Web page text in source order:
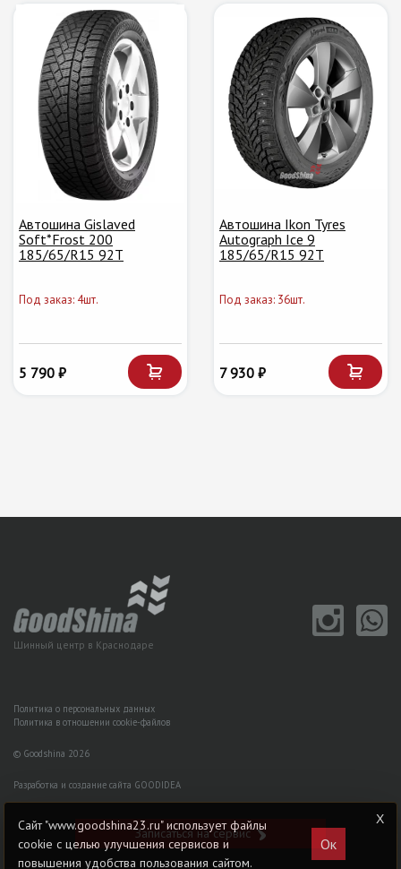
Автошина Gislaved
Soft*Frost 200
185/65/R15 92T
Под заказ: 4шт.
5 790 ₽
Автошина Ikon Tyres
Autograph Ice 9
185/65/R15 92T
Под заказ: 36шт.
7 930 ₽
Шинный центр в Краснодаре
Политика о персональных данных
Политика в отношении cookie-файлов
© Goodshina 2026
Разработка и создание сайта GOODIDEA
Записаться на сервис
Сайт "www.goodshina23.ru" использует файлы
cookie с целью улучшения сервисов и
повышения удобства пользования сайтом.
Ок